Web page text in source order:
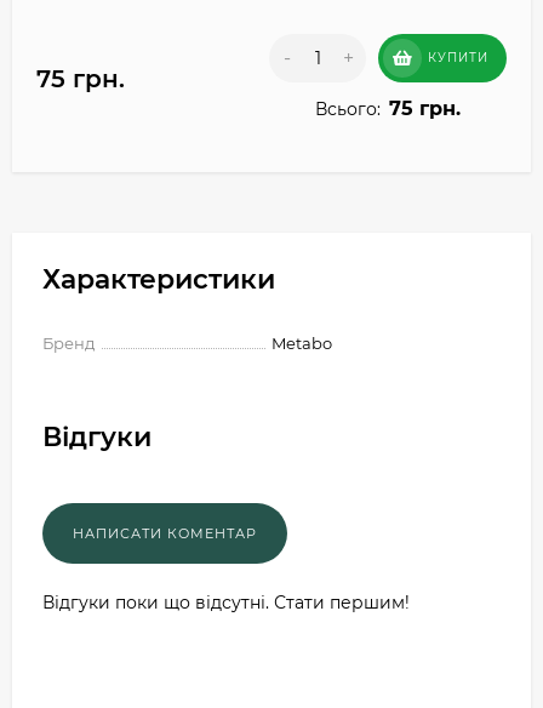
75 грн.
- + КУПИТИ
Всього: 75 грн.
Характеристики
Бренд Metabo
Відгуки
Відгуки поки що відсутні. Стати першим!